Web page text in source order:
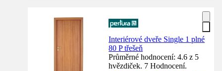
Interiérové dveře Single 1 plné
80 P třešeň
Průměrné hodnocení: 4.6 z 5
hvězdiček. 7 Hodnocení.